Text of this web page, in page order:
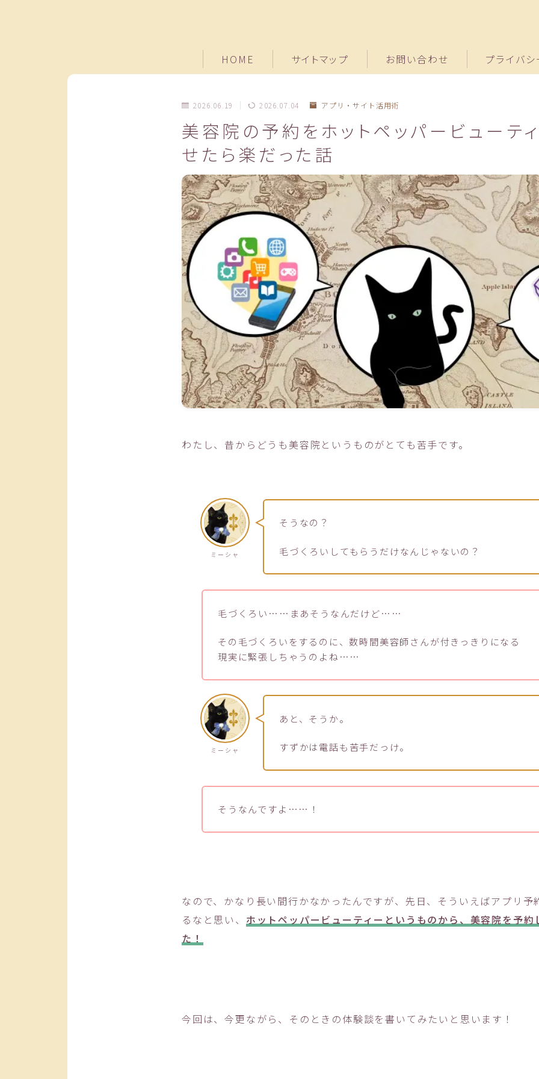
HOME サイトマップ お問い合わせ プライバ
2026.06.19 2026.07.04 アプリ・サイト活用術
美容院の予約をホットペッパービューテ
せたら楽だった話
わたし、昔からどうも美容院というものがとても苦手です。
ミーシャ
そうなの？
毛づくろいしてもらうだけなんじゃないの？
毛づくろい……まあそうなんだけど……
その毛づくろいをするのに、数時間美容師さんが付きっきりになる
現実に緊張しちゃうのよね……
ミーシャ
あと、そうか。
すずかは電話も苦手だっけ。
そうなんですよ……！
なので、かなり長い間行かなかったんですが、先日、そういえばアプリ予
るなと思い、 ホットペッパービューティーというものから、美容院を予約
た！
今回は、今更ながら、そのときの体験談を書いてみたいと思います！